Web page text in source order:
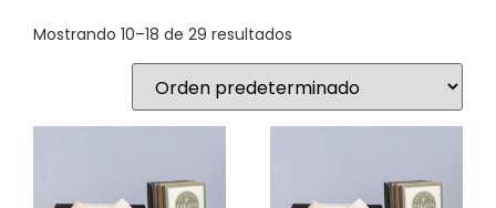
Mostrando 10–18 de 29 resultados